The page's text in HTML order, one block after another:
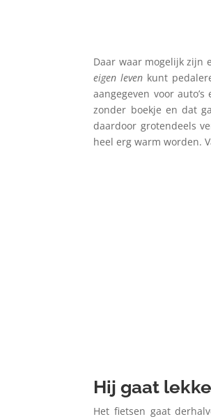
Daar waar mogelijk zijn
eigen leven kunt
aangegeven voor
zonder boekje en dat
daardoor grotendeels
heel erg warm worden.
Hij gaat
Het fietsen gaat